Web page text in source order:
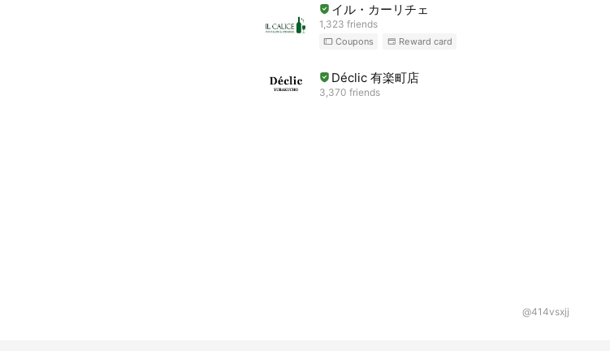
イル・カーリチェ
1,323 friends
Coupons Reward card
Déclic 有楽町店
3,370 friends
@414vsxjj